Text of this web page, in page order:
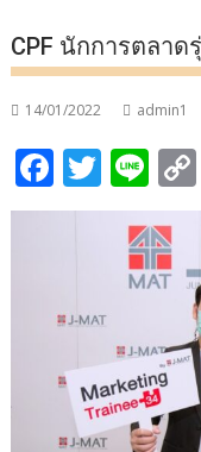
CPF นักการตลาด
14/01/2022 admin1
F
ac
o
o
k
T
w
itt
er
Li
n
e